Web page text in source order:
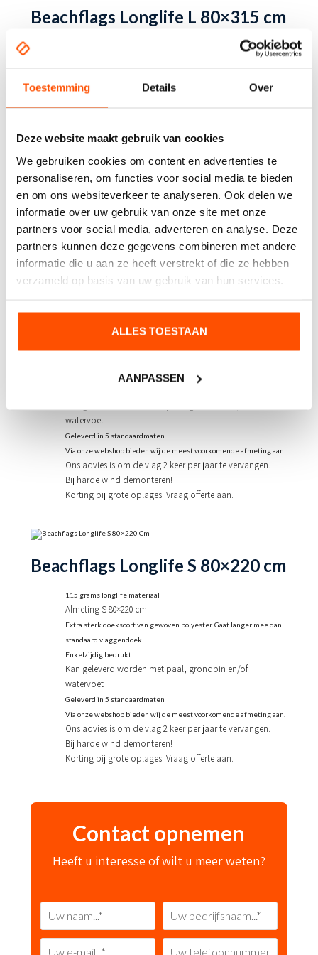
Toestemming Details Over
Deze website maakt gebruik van cookies
We gebruiken cookies om content en advertenties te
personaliseren, om functies voor social media te bieden
en om ons websiteverkeer te analyseren. Ook delen we
informatie over uw gebruik van onze site met onze
partners voor social media, adverteren en analyse. Deze
partners kunnen deze gegevens combineren met andere
informatie die u aan ze heeft verstrekt of die ze hebben
verzameld op basis van uw gebruik van hun services.
ALLES TOESTAAN
AANPASSEN
Beachflags Longlife L 80×315 cm
standaard vlaggendoek.
Enkelzijdig bedrukt
watervoet
Via onze webshop bieden wij de meest voorkomende afmeting aan.
Ons advies is om de vlag 2 keer per jaar te vervangen.
Bij harde wind demonteren!
Korting bij grote oplages. Vraag offerte aan.
Beachflags Longlife XL 90×430
115 grams longlife materiaal
standaard vlaggendoek.
watervoet
Geleverd in 5 standaardmaten
Via onze webshop bieden wij de meest voorkomende afmeting aan.
Ons advies is om de vlag 2 keer per jaar te vervangen.
Bij harde wind demonteren!
Korting bij grote oplages. Vraag offerte aan.
Beachflags Longlife S 80×220 cm
115 grams longlife materiaal
Afmeting S 80×220 cm
Extra sterk doeksoort van gewoven polyester. Gaat langer mee dan
standaard vlaggendoek.
Enkelzijdig bedrukt
Kan geleverd worden met paal, grondpin en/of
watervoet
Geleverd in 5 standaardmaten
Via onze webshop bieden wij de meest voorkomende afmeting aan.
Ons advies is om de vlag 2 keer per jaar te vervangen.
Bij harde wind demonteren!
Korting bij grote oplages. Vraag offerte aan.
Contact opnemen
Heeft u interesse of wilt u meer weten?